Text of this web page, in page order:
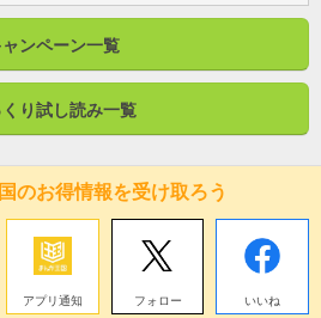
ャンペーン一覧
くり試し読み一覧
のお得情報を受け取ろう
アプリ通知 フォロー いいね